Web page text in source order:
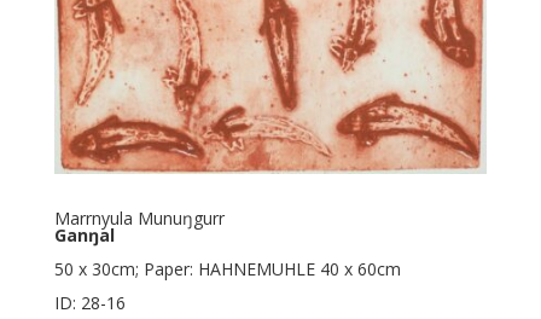
Marrnyula Munuŋgurr
Ganŋal
50 x 30cm; Paper: HAHNEMUHLE 40 x 60cm
ID: 28-16